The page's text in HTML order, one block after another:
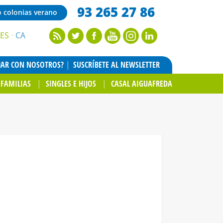
colonias verano 93 265 27 86
ES CA
CON NOSOTROS?
SUSCRÍBETE AL NEWSLETTER
FAMILIAS SINGLES E HIJOS CASAL AIGUAFREDA